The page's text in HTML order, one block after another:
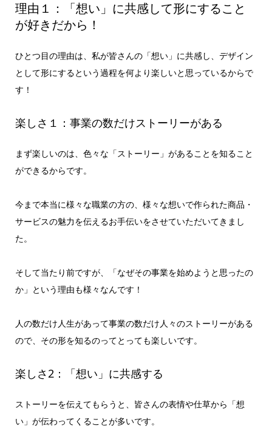
理由１：「想い」に共感して形にすること
が好きだから！
ひとつ目の理由は、私が皆さんの「想い」に共感し、デザイン
として形にするという過程を何より楽しいと思っているからで
す！
楽しさ１：事業の数だけストーリーがある
まず楽しいのは、色々な「ストーリー」があることを知ること
ができるからです。
今まで本当に様々な職業の方の、様々な想いで作られた商品・
サービスの魅力を伝えるお手伝いをさせていただいてきまし
た。
そして当たり前ですが、「なぜその事業を始めようと思ったの
か」という理由も様々なんです！
人の数だけ人生があって事業の数だけ人々のストーリーがある
ので、その形を知るのってとっても楽しいです。
楽しさ2：「想い」に共感する
ストーリーを伝えてもらうと、皆さんの表情や仕草から「想
い」が伝わってくることが多いです。